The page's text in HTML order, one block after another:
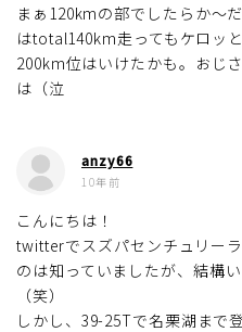
まぁ120kmの部でしたらか～
はtotal140km走ってもケロッ
200km位はいけたかも。おじ
は（泣
anzy66
10年前
こんにちは！
twitterでスズパセンチュリー
のは知っていましたが、結構
（笑）
しかし、39-25Tで名栗湖まで